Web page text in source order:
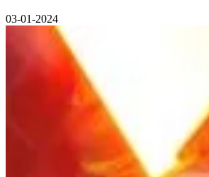
03-01-2024